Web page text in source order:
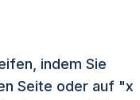
indem Sie
Seite oder auf "x